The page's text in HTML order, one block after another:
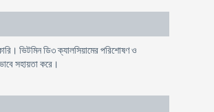
ভিটমিন ডি৩ ক্যালসিয়ামের পরিশোষণ ও
সহায়তা করে।